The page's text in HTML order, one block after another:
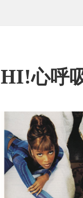
HI!心呼